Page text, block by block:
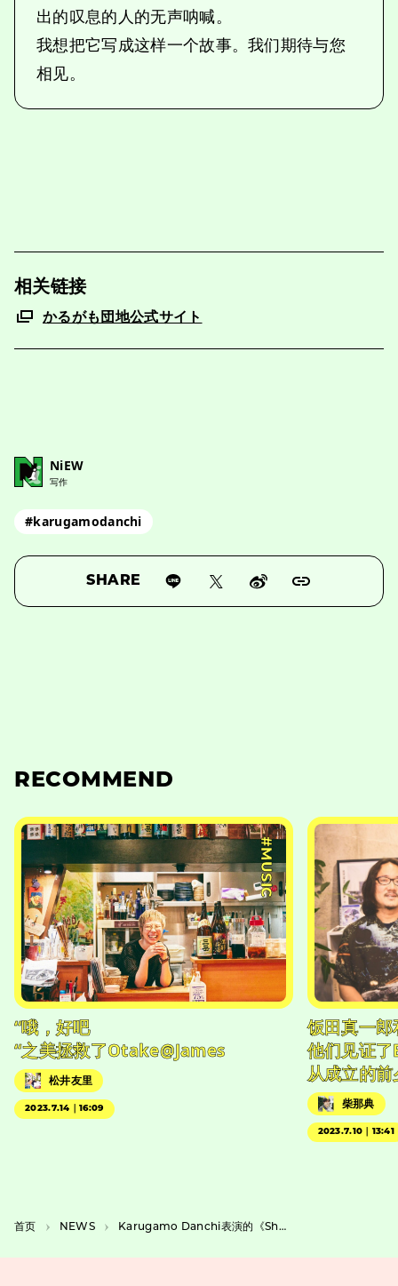
出的叹息的人的无声呐喊。
我想把它写成这样一个故事。我们期待与您
相见。
相关链接
かるがも団地公式サイト
NiEW
写作
#karugamodanchi
SHARE
RECOMMEND
#MUSIC
“哦，好吧
“之美拯救了Otake@James
松井友里
2023.7.14｜16:09
饭田真一
他们见证
从成立的
柴那典
2023.7.10｜13:41
首页 NEWS Karugamo Danchi表演的《Shizuru,Shiramumade Ike》是一部 “未抛光 “的浪漫喜剧，以冬季的小田原为背景。